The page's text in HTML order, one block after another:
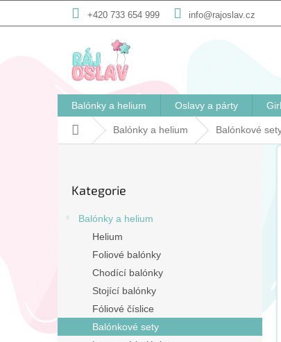
+420 733 654 999 info@rajoslav.cz
Balónky a helium Oslavy a párty
Domů Balónky a helium Balónkové
n
e
kategorie
Kategorie
Balónky a helium
Helium
Foliové balónky
Chodící balónky
Stojící balónky
Fóliové číslice
Balónkové sety